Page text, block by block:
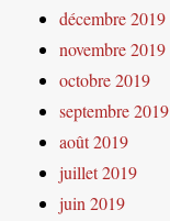
décembre 2019
novembre 2019
octobre 2019
septembre 2019
août 2019
juillet 2019
juin 2019